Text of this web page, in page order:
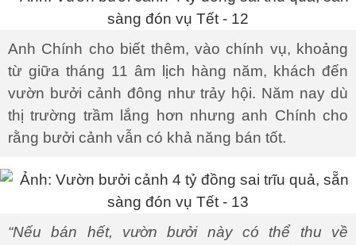
Anh Chính cho biết thêm, vào chính vụ, khoảng
từ giữa tháng 11 âm lịch hàng năm, khách đến
vườn bưởi cảnh đông như trảy hội. Năm nay dù
thị trường trầm lắng hơn nhưng anh Chính cho
rằng bưởi cảnh vẫn có khả năng bán tốt.
“Nếu bán hết, vườn bưởi này có thể thu về